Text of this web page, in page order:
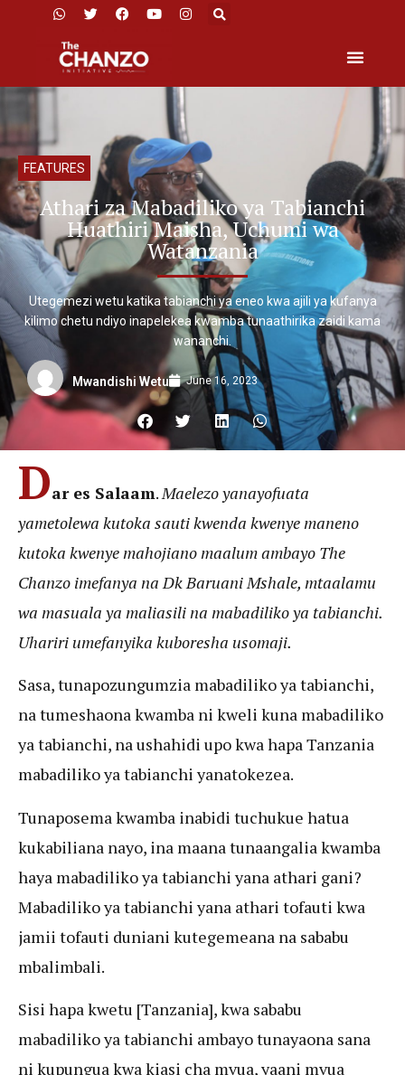
FEATURES
Athari za Mabadiliko ya Tabianchi
Huathiri Maisha, Uchumi wa
Watanzania
Utegemezi wetu katika tabianchi ya eneo kwa ajili ya kufanya
kilimo chetu ndiyo inapelekea kwamba tunaathirika zaidi kama
wananchi.
Mwandishi Wetu June 16, 2023
Dar es Salaam.Maelezo yanayofuata
yametolewa kutoka sauti kwenda kwenye maneno
kutoka kwenye mahojiano maalum ambayo The
Chanzo imefanya na Dk Baruani Mshale, mtaalamu
wa masuala ya maliasili na mabadiliko ya tabianchi.
Uhariri umefanyika kuboresha usomaji.
Sasa, tunapozungumzia mabadiliko ya tabianchi,
na tumeshaona kwamba ni kweli kuna mabadiliko
ya tabianchi, na ushahidi upo kwa hapa Tanzania
mabadiliko ya tabianchi yanatokezea.
Tunaposema kwamba inabidi tuchukue hatua
kukabiliana nayo, ina maana tunaangalia kwamba
haya mabadiliko ya tabianchi yana athari gani?
Mabadiliko ya tabianchi yana athari tofauti kwa
jamii tofauti duniani kutegemeana na sababu
mbalimbali.
Sisi hapa kwetu [Tanzania], kwa sababu
mabadiliko ya tabianchi ambayo tunayaona sana
ni kupungua kwa kiasi cha mvua, yaani mvua